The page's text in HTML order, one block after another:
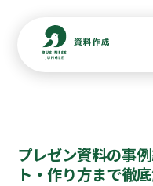
プレゼン資料の事
ト・作り方まで徹